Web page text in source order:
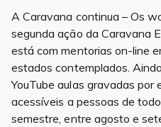
A Caravana continua – Os
segunda ação da Caravana
está com mentorias on-line
estados contemplados.
YouTube aulas gravadas por
acessíveis a pessoas de
semestre, entre agosto e